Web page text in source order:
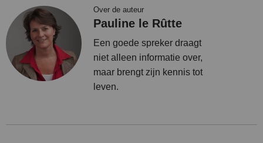
Over de auteur
Pauline le Rûtte
Een goede spreker draagt
niet alleen informatie over,
maar brengt zijn kennis tot
leven.